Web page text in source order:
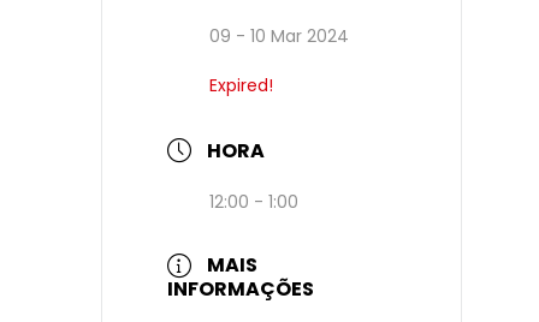
09 - 10 Mar 2024
Expired!
HORA
12:00 - 1:00
MAIS
INFORMAÇÕES